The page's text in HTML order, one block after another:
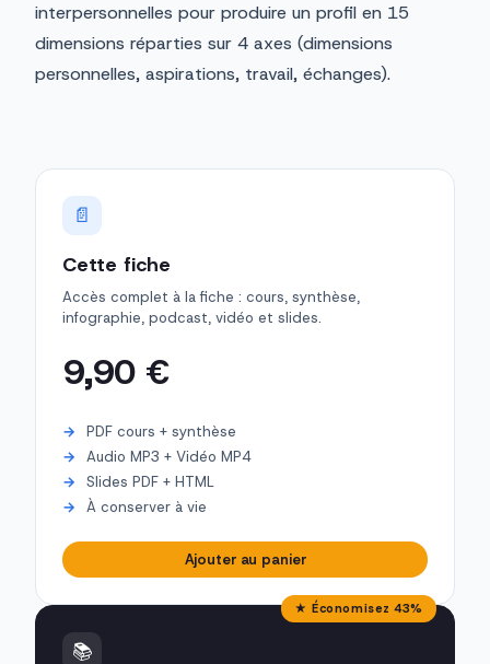
interpersonnelles pour produire un profil en 15
dimensions réparties sur 4 axes (dimensions
personnelles, aspirations, travail, échanges).
📄
Cette fiche
Accès complet à la fiche : cours, synthèse,
infographie, podcast, vidéo et slides.
9,90 €
PDF cours + synthèse
Audio MP3 + Vidéo MP4
Slides PDF + HTML
À conserver à vie
Ajouter au panier
★ Économisez 43%
📚